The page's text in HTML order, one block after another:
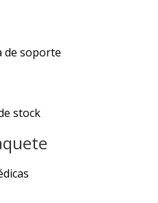
de soporte
stock